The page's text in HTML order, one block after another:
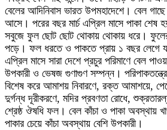
বেলের আদিনিবাস ভারত উপমহাদেশে। বেল
আসে। পরের বছর মার্চ এপ্রিল মাসে পাকা শেষ
সবুজে ফুল ছোট ছোট থোকায় থোকায় ধরে। ফুলের
পড়ে। ফল ধরতে ও পাকতে প্রায় ১ বছর লেগে
এপ্রিল মাসে সারা দেশে প্রচুর পরিমাণে বেল
উপকারী ও ভেষজ গুণাগুণ সম্পন্ন।
বিশেষ করে আমাশয় নিবারণে, রক্ত আমাশয়ে,
দুর্গন্ধ দূরীকরণে, মদির প্রবণতা রোধে,
শ্রেষ্ঠ ঔষধি ফল। বেল কাঁচা ও পাকা অবস্থায়
পাকার চেয়ে কাঁচা অবস্থায় বেশি উপকারী।